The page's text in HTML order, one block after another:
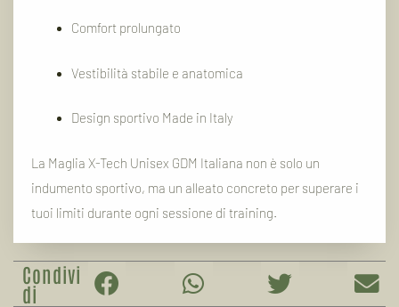
Comfort prolungato
Vestibilità stabile e anatomica
Design sportivo Made in Italy
La Maglia X-Tech Unisex GDM Italiana non è solo un
indumento sportivo, ma un alleato concreto per superare i
tuoi limiti durante ogni sessione di training.
Condivi
di